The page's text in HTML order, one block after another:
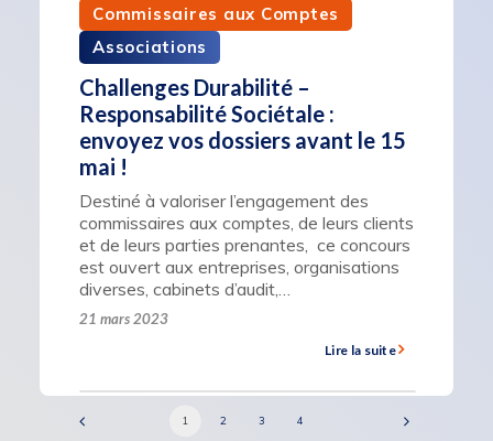
Commissaires aux Comptes
Associations
Challenges Durabilité –
Responsabilité Sociétale :
envoyez vos dossiers avant le 15
mai !
Destiné à valoriser l’engagement des
commissaires aux comptes, de leurs clients
et de leurs parties prenantes, ce concours
est ouvert aux entreprises, organisations
diverses, cabinets d’audit,…
21 mars 2023
Lire la suite
1 2 3 4